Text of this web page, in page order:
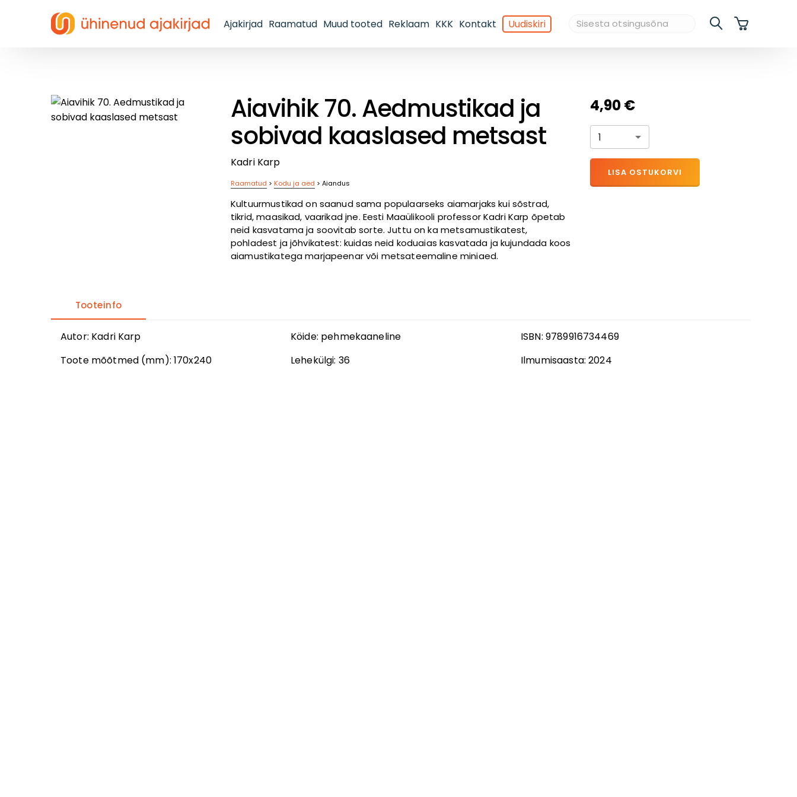
Ajakirjad Raamatud Muud tooted Reklaam KKK Kontakt Uudiskiri
Aiavihik 70. Aedmustikad ja
sobivad kaaslased metsast
Kadri Karp
Raamatud > Kodu ja aed > Aiandus
Kultuurmustikad on saanud sama populaarseks aiamarjaks kui sõstrad,
tikrid, maasikad, vaarikad jne. Eesti Maaülikooli professor Kadri Karp õpetab
neid kasvatama ja soovitab sorte. Juttu on ka metsamustikatest,
pohladest ja jõhvikatest: kuidas neid koduaias kasvatada ja kujundada koos
aiamustikatega marjapeenar või metsateemaline miniaed.
4,90 €
1
LISA OSTUKORVI
Tooteinfo
Autor: Kadri Karp Köide: pehmekaaneline ISBN: 9789916734469
Toote mõõtmed (mm):170x240 Lehekülgi: 36 Ilmumisaasta:2024